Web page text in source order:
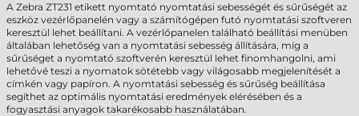
A Zebra ZT231 etikett nyomtató nyomtatási sebességét és sűrűségét az
eszköz vezérlőpanelén vagy a számítógépen futó nyomtatási szoftveren
keresztül lehet beállítani. A vezérlőpanelen található beállítási menüben
általában lehetőség van a nyomtatási sebesség állítására, míg a
sűrűséget a nyomtató szoftverén keresztül lehet finomhangolni, ami
lehetővé teszi a nyomatok sötétebb vagy világosabb megjelenítését a
címkén vagy papíron. A nyomtatási sebesség és sűrűség beállítása
segíthet az optimális nyomtatási eredmények elérésében és a
fogyasztási anyagok takarékosabb használatában.